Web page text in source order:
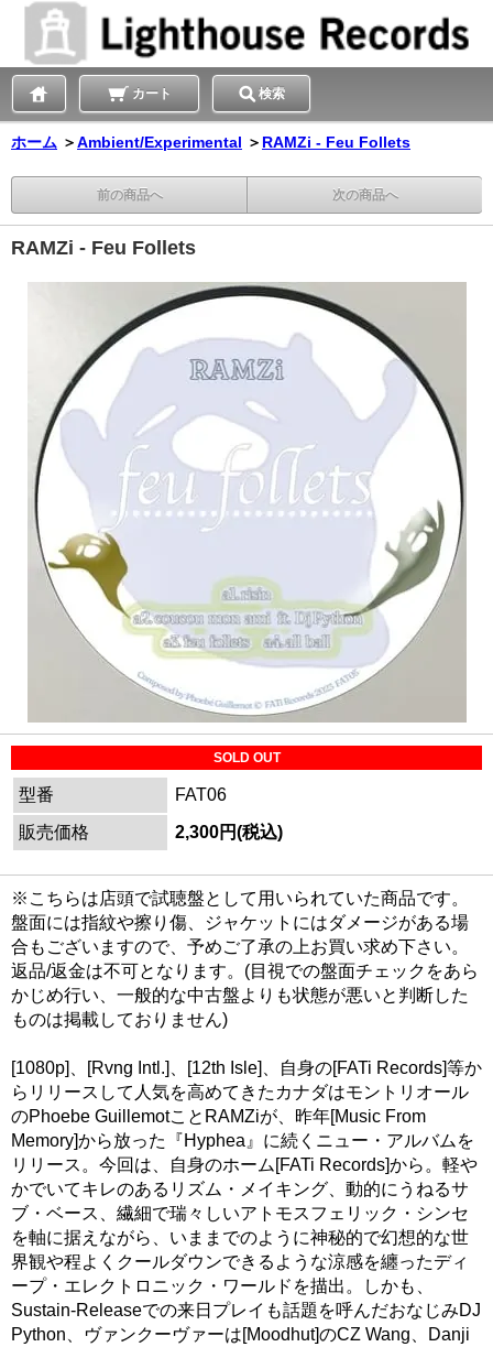
カート 検索
ホーム ＞Ambient/Experimental ＞ RAMZi - Feu Follets
前の商品へ 次の商品へ
RAMZi - Feu Follets
SOLD OUT
型番
FAT06
販売価格
2,300円(税込)
※こちらは店頭で試聴盤として用いられていた商品です。
盤面には指紋や擦り傷、ジャケットにはダメージがある場
合もございますので、予めご了承の上お買い求め下さい。
返品/返金は不可となります。(目視での盤面チェックをあら
かじめ行い、一般的な中古盤よりも状態が悪いと判断した
ものは掲載しておりません)
[1080p]、[Rvng Intl.]、[12th Isle]、自身の[FATi Records]等か
らリリースして人気を高めてきたカナダはモントリオール
のPhoebe GuillemotことRAMZiが、昨年[Music From
Memory]から放った『Hyphea』に続くニュー・アルバムを
リリース。今回は、自身のホーム[FATi Records]から。軽や
かでいてキレのあるリズム・メイキング、動的にうねるサ
ブ・ベース、繊細で瑞々しいアトモスフェリック・シンセ
を軸に据えながら、いままでのように神秘的で幻想的な世
界観や程よくクールダウンできるような涼感を纏ったディ
ープ・エレクトロニック・ワールドを描出。しかも、
Sustain-Releaseでの来日プレイも話題を呼んだおなじみDJ
Python、ヴァンクーヴァーは[Moodhut]のCZ Wang、Danji